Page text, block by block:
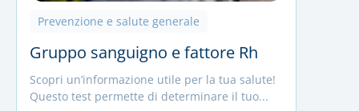
Prevenzione e salute generale
Gruppo sanguigno e fattore Rh
Scopri un’informazione utile per la tua salute!
Questo test permette di determinare il tuo...